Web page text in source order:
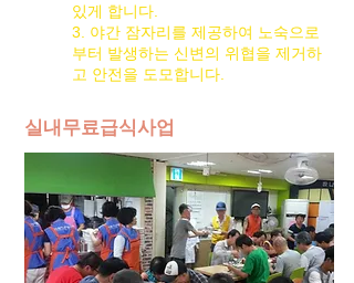
있게 합니다.
3. 야간 잠자리를 제공하여 노숙으로
부터 발생하는 신변의 위협을 제거하
고 안전을 도모합니다.
실내무료급식사업